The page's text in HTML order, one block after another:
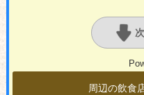
周辺の飲